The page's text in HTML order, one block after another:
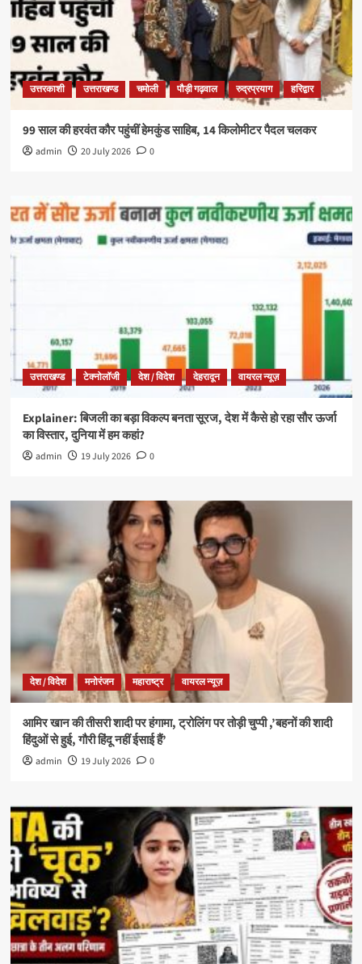
उत्तरकाशी उत्तराखण्ड चमोली पौड़ी गढ़वाल रुद्रप्रयाग हरिद्वार
99 साल की हरवंत कौर पहुंचीं हेमकुंड साहिब, 14 किलोमीटर पैदल चलकर
admin 20 July 2026 0
उत्तराखण्ड टेक्नोलॉजी देश / विदेश देहरादून वायरल न्यूज़
Explainer: बिजली का बड़ा विकल्प बनता सूरज, देश में कैसे हो रहा सौर ऊर्जा
का विस्तार, दुनिया में हम कहां?
admin 19 July 2026 0
देश / विदेश मनोरंजन महाराष्ट्र वायरल न्यूज़
आमिर खान की तीसरी शादी पर हंगामा, ट्रोलिंग पर तोड़ी चुप्पी ,’बहनों की शादी
हिंदुओं से हुई, गौरी हिंदू नहीं ईसाई हैं’
admin 19 July 2026 0